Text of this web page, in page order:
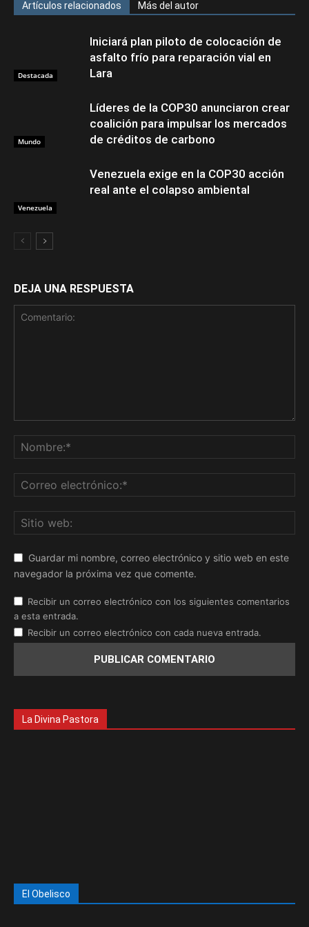
Artículos relacionados Más del autor
Destacada
Iniciará plan piloto de colocación de
asfalto frío para reparación vial en
Lara
Mundo
Líderes de la COP30 anunciaron crear
coalición para impulsar los mercados
de créditos de carbono
Venezuela
Venezuela exige en la COP30 acción
real ante el colapso ambiental
DEJA UNA RESPUESTA
Guardar mi nombre, correo electrónico y sitio web en este
navegador la próxima vez que comente.
Recibir un correo electrónico con los siguientes comentarios
a esta entrada.
Recibir un correo electrónico con cada nueva entrada.
La Divina Pastora
El Obelisco